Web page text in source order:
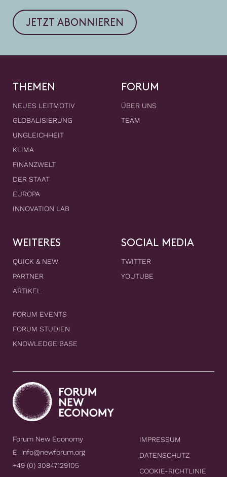
JETZT ABONNIEREN
THEMEN
NEUES LEITMOTIV
GLOBALISIERUNG
UNGLEICHHEIT
KLIMA
FINANZWELT
DER STAAT
EUROPA
INNOVATION LAB
FORUM
ÜBER UNS
TEAM
WEITERES
QUICK & NEW
PARTNER
ARTIKEL
FORUM EVENTS
FORUM STUDIEN
KNOWLEDGE BASE
SOCIAL MEDIA
TWITTER
YOUTUBE
Forum New Economy
E info@newforum.org
+49 (0) 30847129105
IMPRESSUM
DATENSCHUTZ
COOKIE-RICHTLINIE